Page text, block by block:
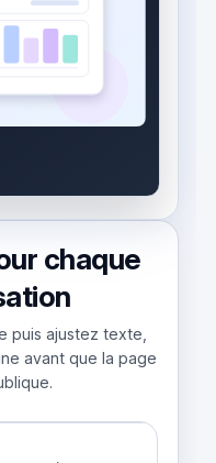
chaque
puis ajustez texte,
avant que la page